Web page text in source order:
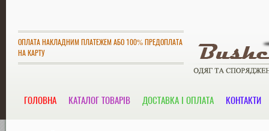
ОПЛАТА НАКЛАДНИМ ПЛАТЕЖЕМ АБО 100% ПРЕДОПЛАТА
НА КАРТУ
ГОЛОВНА КАТАЛОГ ТОВАРІВ ДОСТАВКА І ОПЛАТА КОНТАКТИ